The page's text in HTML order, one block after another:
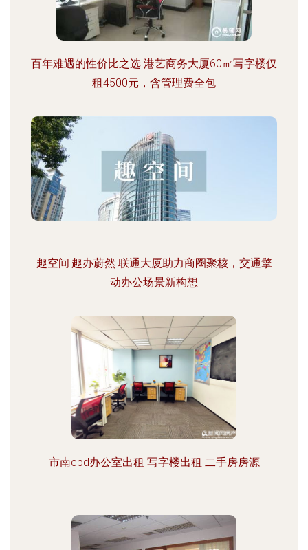
百年难遇的性价比之选 港艺商务大厦60㎡写字楼仅
租4500元，含管理费全包
趣空间·趣办蔚然 联通大厦助力商圈聚核，交通擎
动办公场景新构想
市南cbd办公室出租 写字楼出租 二手房房源